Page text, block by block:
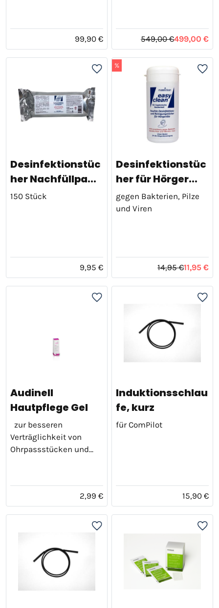
99,90 € 549,00 €499,00 €
Desinfektionstüc
her Nachfüllpa...
150 Stück
9,95 €
%
Desinfektionstüc
her für Hörger...
gegen Bakterien, Pilze
und Viren
14,95 €11,95 €
Audinell
Hautpflege Gel
zur besseren
Verträglichkeit von
Ohrpassstücken und...
2,99 €
Induktionsschlau
fe, kurz
für ComPilot
15,90 €